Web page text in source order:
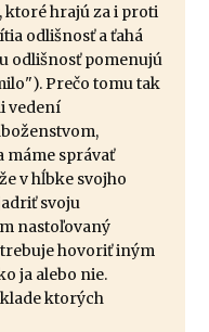
ktoré hrajú za i proti
odlišnosť a ťahá
odlišnosť pomenujú
Prečo tomu tak
vedení
máme správať
v hĺbke svojho
svoju
nastoľovaný
hovoriť iným
ja alebo nie.
ktorých